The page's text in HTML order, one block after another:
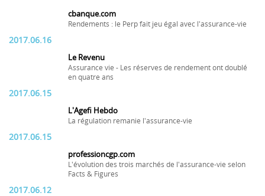
cbanque.com
Rendements : le Perp fait jeu égal avec l'assurance-vie
2017.06.16
Le Revenu
Assurance vie - Les réserves de rendement ont doublé
en quatre ans
2017.06.15
L'Agefi Hebdo
La régulation remanie l'assurance-vie
2017.06.15
professioncgp.com
L'évolution des trois marchés de l'assurance-vie selon
Facts & Figures
2017.06.12